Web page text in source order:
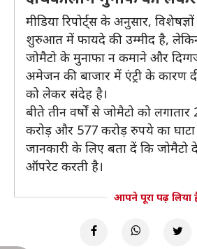
मीडिया रिपोर्ट्स के अनुसार,
शुरुआत में फायदे की उम्मीद है,
जोमैटो के मुनाफा न कमाने और
अमेजन की बाजार में एंट्री के कारण
को लेकर संदेह है।
बीते तीन वर्षों से जोमैटो को
करोड़ और 577 करोड़ रुपये का
जानकारी के लिए बता दें कि
ऑपरेट करती है।
आपने पूरा पढ़ लिया